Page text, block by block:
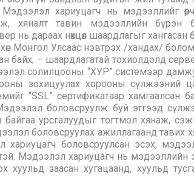
хариуцагч нь мэдээллийг
хяналт тавин мэдээллийн бүрэн
нь дараах нөхцөл шаардлагыг хангасан
Монгол Улсаас нэвтрэх /хандах/
байх; – шаардлагатай тохиолдолд
солилцооны “ХУР” системээр
зохицуулах хорооны сүлжээний
“SSL” сертификатаар хамгаалсан
Мэдээлэл боловсруулж буй этгээд
урсгалуудыг тогтмол хянаж,
боловсруулах ажиллагаанд тавих
хариуцагч боловсруулсан эсэх,
Мэдээлэл хариуцагч нь мэдээллийн
заасан хугацаанд, хуульд